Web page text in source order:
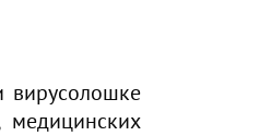
вирусолошке
медицинских